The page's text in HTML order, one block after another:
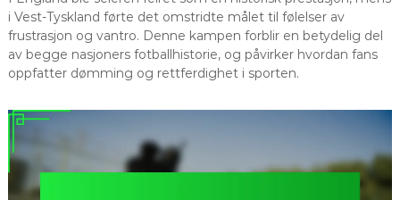
i Vest-Tyskland førte det omstridte målet til følelser av
frustrasjon og vantro. Denne kampen forblir en betydelig del
av begge nasjoners fotballhistorie, og påvirker hvordan fans
oppfatter dømming og rettferdighet i sporten.